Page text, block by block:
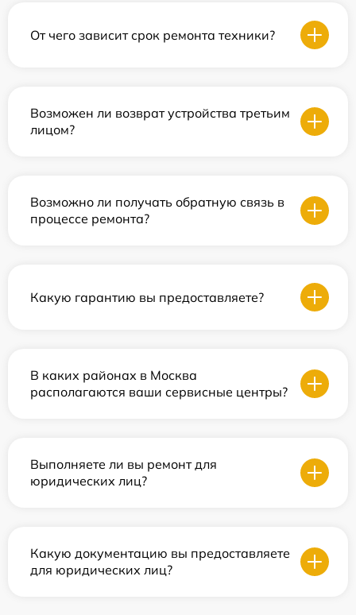
От чего зависит срок ремонта техники?
Возможен ли возврат устройства третьим
лицом?
Возможно ли получать обратную связь в
процессе ремонта?
Какую гарантию вы предоставляете?
В каких районах в Москва
располагаются ваши сервисные центры?
Выполняете ли вы ремонт для
юридических лиц?
Какую документацию вы предоставляете
для юридических лиц?